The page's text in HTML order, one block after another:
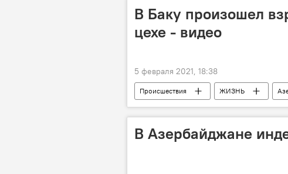
В Баку произошел
цехе - видео
5 февраля 2021, 18:38
Происшествия ЖИЗНЬ
цех
МЧС АР
В Азербайджане